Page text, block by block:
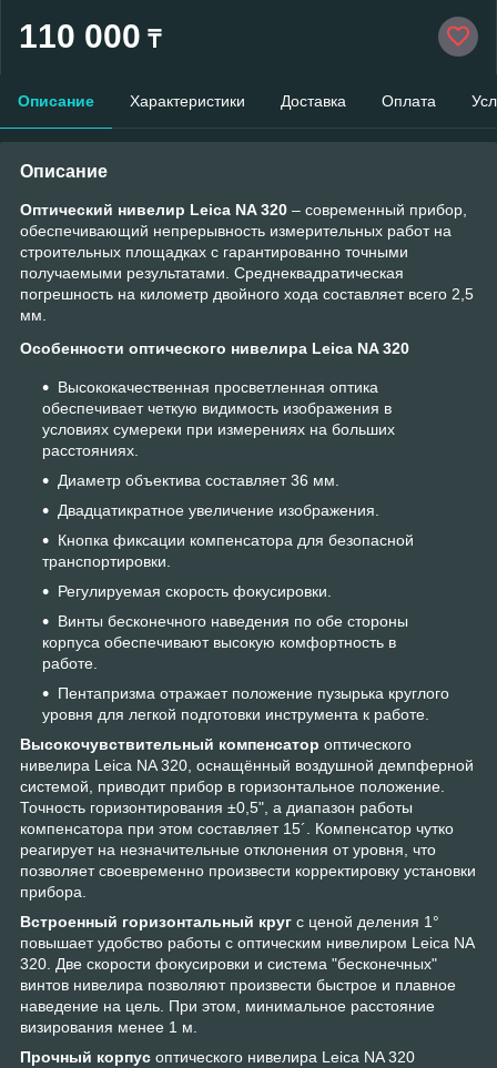
110 000 ₸
Описание Характеристики Доставка Оплата
Описание
Оптический нивелир Leica NA 320 – современный прибор,
обеспечивающий непрерывность измерительных работ на
строительных площадках с гарантированно точными
получаемыми результатами. Среднеквадратическая
погрешность на километр двойного хода составляет всего 2,5
мм.
Особенности оптического нивелира Leica NA 320
Высококачественная просветленная оптика
обеспечивает четкую видимость изображения в
условиях сумереки при измерениях на больших
расстояниях.
Диаметр объектива составляет 36 мм.
Двадцатикратное увеличение изображения.
Кнопка фиксации компенсатора для безопасной
транспортировки.
Регулируемая скорость фокусировки.
Винты бесконечного наведения по обе стороны
корпуса обеспечивают высокую комфортность в
работе.
Пентапризма отражает положение пузырька круглого
уровня для легкой подготовки инструмента к работе.
Высокочувствительный компенсатор оптического
нивелира Leica NA 320, оснащённый воздушной демпферной
системой, приводит прибор в горизонтальное положение.
Точность горизонтирования ±0,5", а диапазон работы
компенсатора при этом составляет 15´. Компенсатор чутко
реагирует на незначительные отклонения от уровня, что
позволяет своевременно произвести корректировку установки
прибора.
Встроенный горизонтальный круг с ценой деления 1°
повышает удобство работы с оптическим нивелиром Leica NA
320. Две скорости фокусировки и система "бесконечных"
винтов нивелира позволяют произвести быстрое и плавное
наведение на цель. При этом, минимальное расстояние
визирования менее 1 м.
Прочный корпус оптического нивелира Leica NA 320